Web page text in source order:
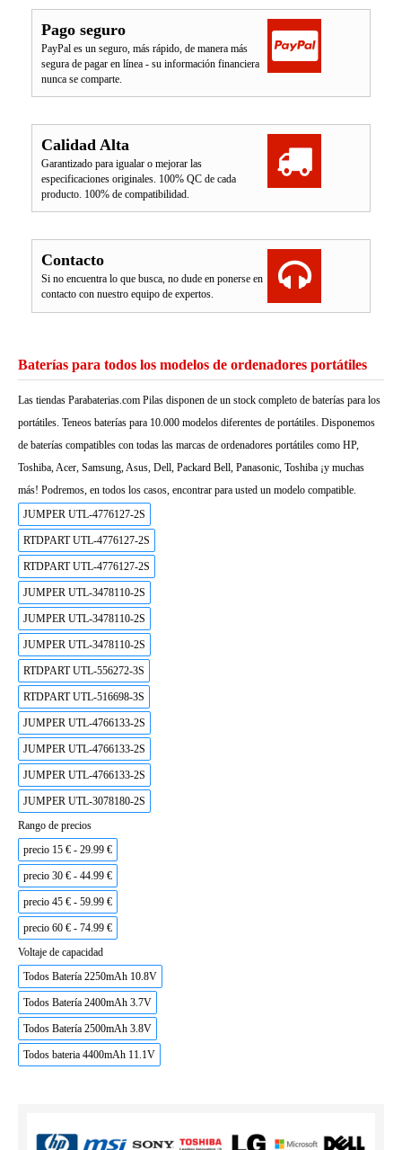
Pago seguro
PayPal es un seguro, más rápido, de manera más
segura de pagar en línea - su información financiera
nunca se comparte.
Calidad Alta
Garantizado para igualar o mejorar las
especificaciones originales. 100% QC de cada
producto. 100% de compatibilidad.
Contacto
Si no encuentra lo que busca, no dude en ponerse en
contacto con nuestro equipo de expertos.
Baterías para todos los modelos de ordenadores portátiles
Las tiendas Parabaterias.com Pilas disponen de un stock completo de baterías para los
portátiles. Teneos baterías para 10.000 modelos diferentes de portátiles. Disponemos
de baterías compatibles con todas las marcas de ordenadores portátiles como HP,
Toshiba, Acer, Samsung, Asus, Dell, Packard Bell, Panasonic, Toshiba ¡y muchas
más! Podremos, en todos los casos, encontrar para usted un modelo compatible.
JUMPER UTL-4776127-2S
RTDPART UTL-4776127-2S
RTDPART UTL-4776127-2S
JUMPER UTL-3478110-2S
JUMPER UTL-3478110-2S
JUMPER UTL-3478110-2S
RTDPART UTL-556272-3S
RTDPART UTL-516698-3S
JUMPER UTL-4766133-2S
JUMPER UTL-4766133-2S
JUMPER UTL-4766133-2S
JUMPER UTL-3078180-2S
Rango de precios
precio 15 € - 29.99 €
precio 30 € - 44.99 €
precio 45 € - 59.99 €
precio 60 € - 74.99 €
Voltaje de capacidad
Todos Batería 2250mAh 10.8V
Todos Batería 2400mAh 3.7V
Todos Batería 2500mAh 3.8V
Todos bateria 4400mAh 11.1V